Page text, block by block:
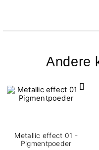
Andere
Metallic effect 01 -
Pigmentpoeder